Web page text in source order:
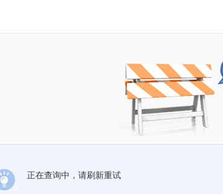
正在查询中，请刷新重试